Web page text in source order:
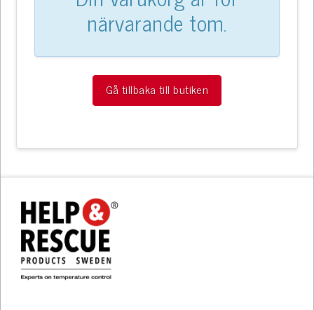
närvarande tom.
Gå tillbaka till butiken